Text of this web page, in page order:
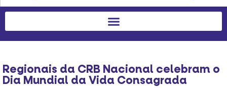
Regionais da CRB Nacional celebram o
Dia Mundial da Vida Consagrada